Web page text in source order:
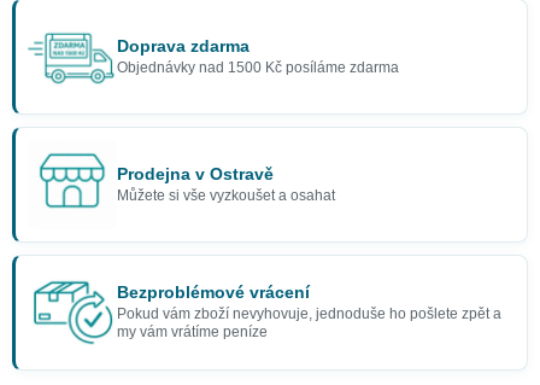
Doprava zdarma
Objednávky nad 1500 Kč posíláme zdarma
Prodejna v Ostravě
Můžete si vše vyzkoušet a osahat
Bezproblémové vrácení
Pokud vám zboží nevyhovuje, jednoduše ho pošlete zpět a
my vám vrátíme peníze